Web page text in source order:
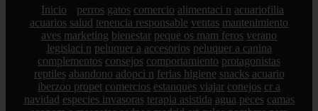
Inicio perros gatos comercio alimentaci n acuariofilia
acuarios salud tenencia responsable ventas mantenimiento
aves marketing bienestar peque os mam feros verano
legislaci n peluquer a accesorios peluquer a canina
complementos consejos comportamiento protagonistas
reptiles abandono adopci n ferias higiene snacks acuario
iberzoo propet comercios estanques viajar conejos cr a
navidad especies invasoras terapia asistida agua peces camas